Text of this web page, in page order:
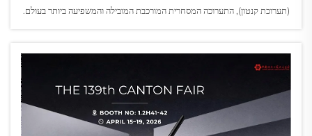
(תערוכת קנטון), התערוכה המסחרית המורכבת המובילה והמשפיעה ביותר בעולם.